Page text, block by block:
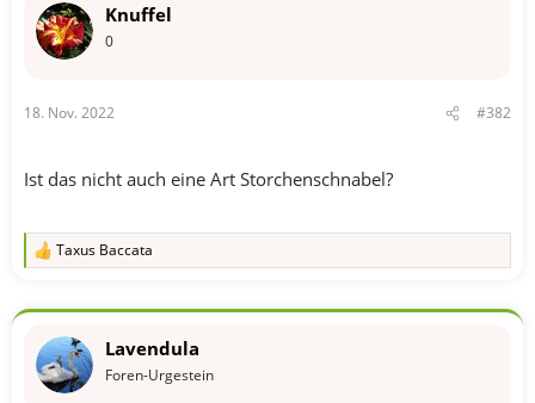
e
n
Knuffel
0
18. Nov. 2022 #382
Ist das nicht auch eine Art Storchenschnabel?
R
k
o
Taxus Baccata
Lavendula
Foren-Urgestein